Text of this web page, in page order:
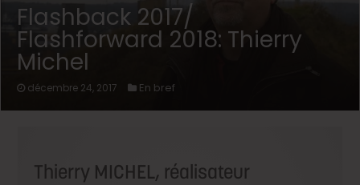
Flashback 2017/
Flashforward 2018: Thierry
Michel
décembre 24, 2017 En bref
Thierry MICHEL, réalisateur